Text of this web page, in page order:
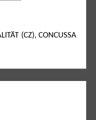
(CZ), CONCUSSA